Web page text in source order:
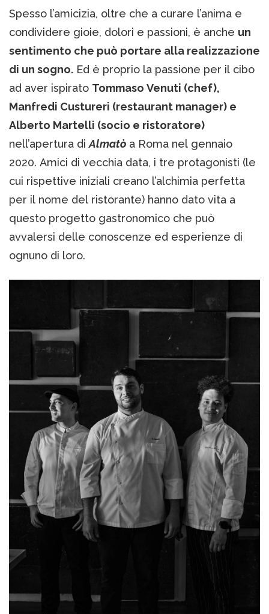
Spesso l’amicizia, oltre che a curare l’anima e
condividere gioie, dolori e passioni, è anche un
sentimento che può portare alla realizzazione
di un sogno. Ed è proprio la passione per il cibo
ad aver ispirato Tommaso Venuti (chef),
Manfredi Custureri (restaurant manager) e
Alberto Martelli (socio e ristoratore)
nell’apertura diAlmatò a Roma nel gennaio
2020. Amici di vecchia data, i tre protagonisti (le
cui rispettive iniziali creano l’alchimia perfetta
per il nome del ristorante) hanno dato vita a
questo progetto gastronomico che può
avvalersi delle conoscenze ed esperienze di
ognuno di loro.